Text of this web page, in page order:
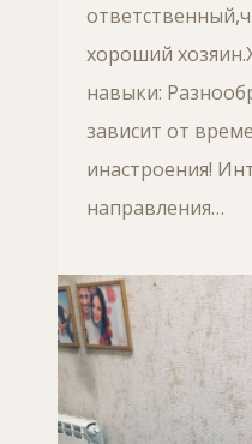
хороший
навыки:
зависит от
инастроения!
направления…